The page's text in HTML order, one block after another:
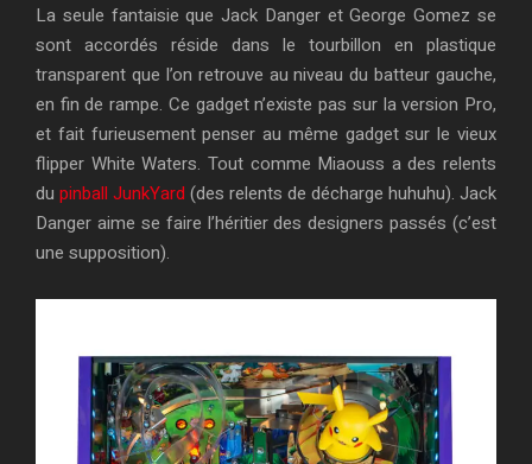
La seule fantaisie que Jack Danger et George Gomez se
sont accordés réside dans le tourbillon en plastique
transparent que l’on retrouve au niveau du batteur gauche,
en fin de rampe. Ce gadget n’existe pas sur la version Pro,
et fait furieusement penser au même gadget sur le vieux
flipper White Waters. Tout comme Miaouss a des relents
du pinball JunkYard (des relents de décharge huhuhu). Jack
Danger aime se faire l’héritier des designers passés (c’est
une supposition).